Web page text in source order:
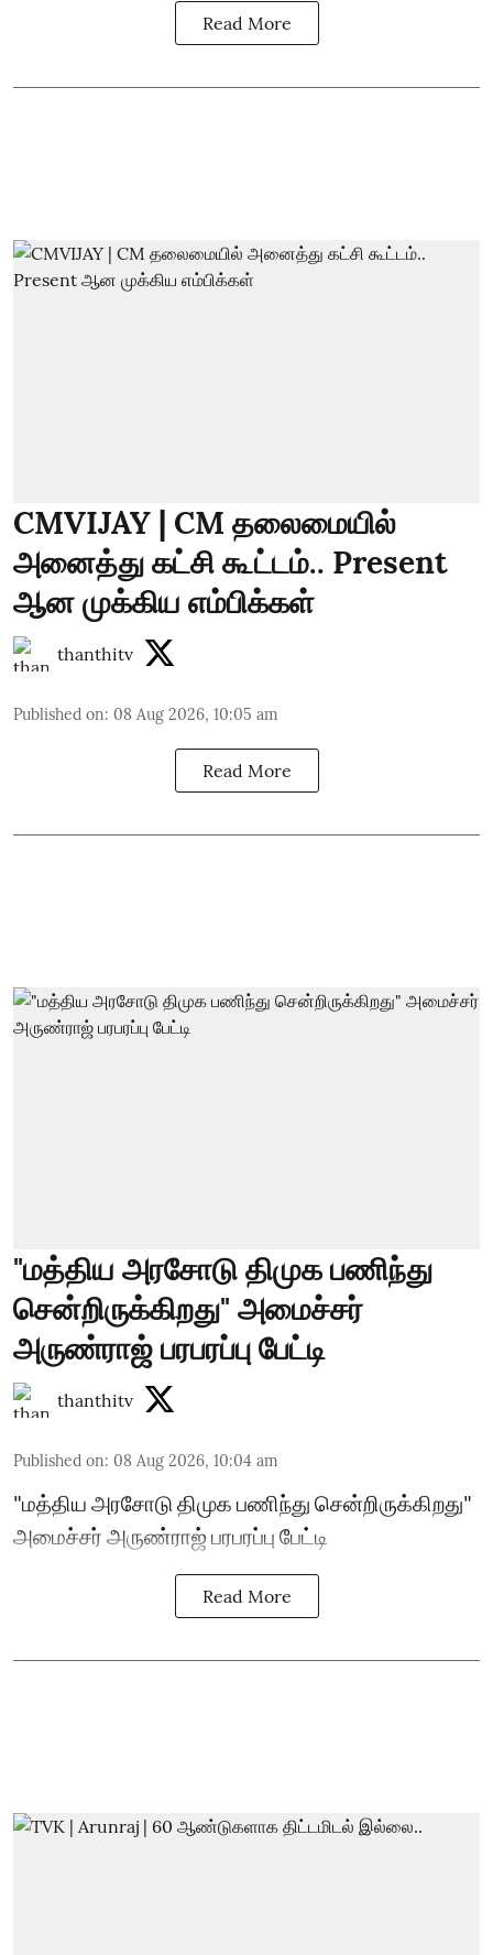
Read More
CMVIJAY | CM தலைமையில்
அனைத்து கட்சி கூட்டம்.. Present
ஆன முக்கிய எம்பிக்கள்
thanthitv
Published on: 08 Aug 2026, 10:05 am
Read More
"மத்திய அரசோடு திமுக பணிந்து
சென்றிருக்கிறது" அமைச்சர்
அருண்ராஜ் பரபரப்பு பேட்டி
thanthitv
Published on: 08 Aug 2026, 10:04 am
"மத்திய அரசோடு திமுக பணிந்து சென்றிருக்கிறது"
அமைச்சர் அருண்ராஜ் பரபரப்பு பேட்டி
Read More